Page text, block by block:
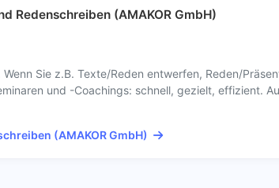
Redenschreiben (AMAKOR GmbH)
Sie z.B. Texte/Reden entwerfen, Reden/
und -Coachings: schnell, gezielt, effizient.
(AMAKOR GmbH)